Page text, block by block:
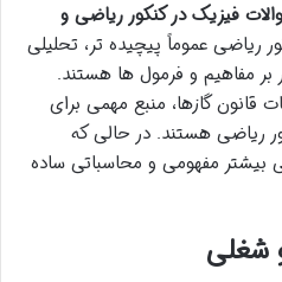
فیزیک در کنکور ریاضی و
ریاضی عموماً پیچیده تر، تحلیلی
بر مفاهیم و فرمول ها هستند.
قانون گازها، منبع مهمی برای
ریاضی هستند. در حالی که
بیشتر مفهومی و محاسباتی ساده
شغلی